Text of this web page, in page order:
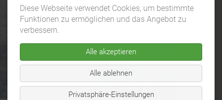
Diese Webseite verwendet Cookies, um bestimmte
Funktionen zu ermöglichen und das Angebot zu
verbessern.
Alle akzeptieren
Alle ablehnen
Privatsphäre-Einstellungen